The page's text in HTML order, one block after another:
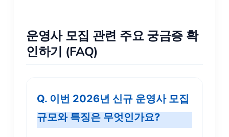
운영사 모집 관련 주요 궁금증 확
인하기 (FAQ)
Q. 이번 2026년 신규 운영사 모집
규모와 특징은 무엇인가요?